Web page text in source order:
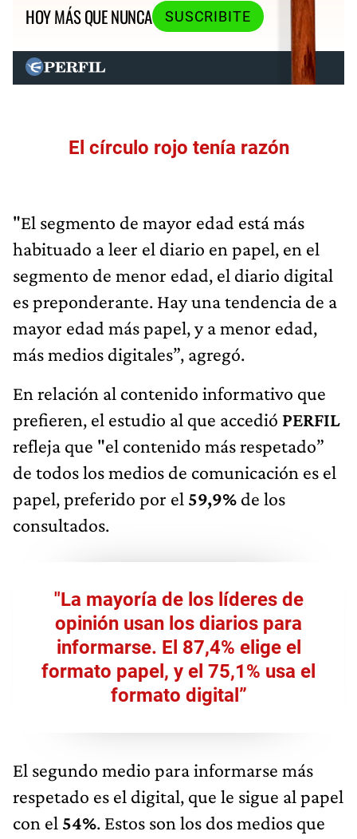
HOY MÁS QUE NUNCA
SUSCRIBITE
El círculo rojo tenía razón
"El segmento de mayor edad está más
habituado a leer el diario en papel, en el
segmento de menor edad, el diario digital
es preponderante. Hay una tendencia de a
mayor edad más papel, y a menor edad,
más medios digitales”, agregó.
En relación al contenido informativo que
prefieren, el estudio al que accedió PERFIL
refleja que "el contenido más respetado”
de todos los medios de comunicación es el
papel, preferido por el 59,9% de los
consultados.
"La mayoría de los líderes de
opinión usan los diarios para
informarse. El 87,4% elige el
formato papel, y el 75,1% usa el
formato digital”
El segundo medio para informarse más
respetado es el digital, que le sigue al papel
con el 54%. Estos son los dos medios que